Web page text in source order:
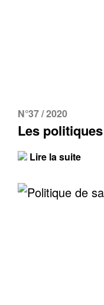
N°37 / 2020
Les
Lire la suite